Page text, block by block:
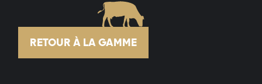
RETOUR À LA GAMME